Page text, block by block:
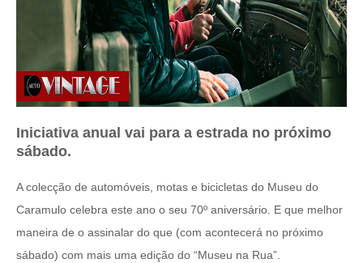
Iniciativa anual vai para a estrada no próximo
sábado.
A colecção de automóveis, motas e bicicletas do Museu do
Caramulo celebra este ano o seu 70º aniversário. E que melhor
maneira de o assinalar do que (com acontecerá no próximo
sábado) com mais uma edição do “Museu na Rua”.